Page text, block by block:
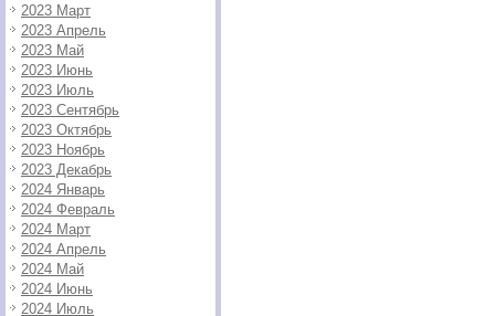
2023 Март
2023 Апрель
2023 Май
2023 Июнь
2023 Июль
2023 Сентябрь
2023 Октябрь
2023 Ноябрь
2023 Декабрь
2024 Январь
2024 Февраль
2024 Март
2024 Апрель
2024 Май
2024 Июнь
2024 Июль